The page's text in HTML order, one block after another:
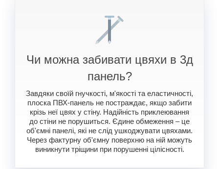
Чи можна забивати цвяхи в 3д
панель?
Завдяки своїй гнучкості, м'якості та еластичності,
плоска ПВХ-панель не постраждає, якщо забити
крізь неї цвях у стіну. Надійність приклеювання
до стіни не порушиться. Єдине обмеження – це
об'ємні панелі, які не слід ушкоджувати цвяхами.
Через фактурну об'ємну поверхню на ній можуть
виникнути тріщини при порушенні цілісності.